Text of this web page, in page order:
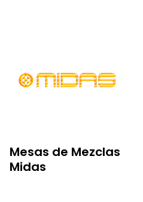
Mesas de Mezclas
Midas